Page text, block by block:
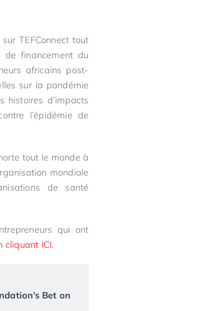
TEFConnect tout
de financement du
africains post-
sur la pandémie
d’impacts
l’épidémie de
tout le monde à
mondiale
de santé
qui ont
cliquant ICI.
Bet on